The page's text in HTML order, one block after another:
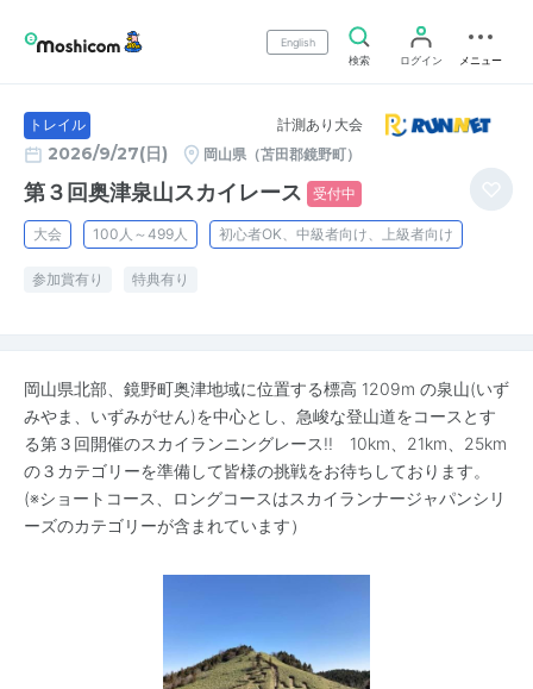
English
検索
ログイン メニュー
トレイル 計測あり大会
2026/9/27(日) 岡山県（苫田郡鏡野町）
第３回奥津泉山スカイレース 受付中
大会 100人～499人 初心者OK、中級者向け、上級者向け
参加賞有り 特典有り
岡山県北部、鏡野町奥津地域に位置する標高 1209m の泉山(いず
みやま、いずみがせん)を中心とし、急峻な登山道をコースとす
る第３回開催のスカイランニングレース!! 10km、21km、25km
の３カテゴリーを準備して皆様の挑戦をお待ちしております。
(※ショートコース、ロングコースはスカイランナージャパンシリ
ーズのカテゴリーが含まれています）